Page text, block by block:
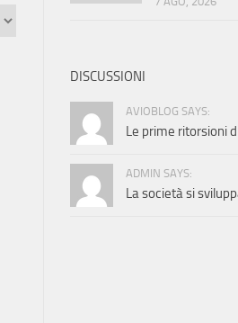
DISCUSSIONI
AVIOBLOG SAYS:
Le prime ritorsioni
ADMIN SAYS:
La società si